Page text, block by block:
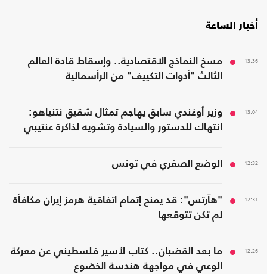
أخبار الساعة
13:36
مسخ النماذج الاقتصادية.. وإسقاط قادة العالم
الثالث "أدوات التكييف" من الرأسمالية
13:04
وزير أوغندي سابق يهاجم تمثال شقيق نتنياهو:
انتهاك للدستور والسيادة وتشويه لذاكرة عنتيبي
12:32 الوضع الصفري في تونس
12:31
"هآرتس": قد يمنح إتمام اتفاقية هرمز إيران مكافأة
لم تكن تتوقعها
12:26
ما بعد القضبان.. كتاب لأسير فلسطيني عن معركة
الوعي في مواجهة هندسة الخضوع